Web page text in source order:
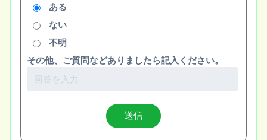
ある
ない
不明
その他、ご質問などありましたら記入ください。